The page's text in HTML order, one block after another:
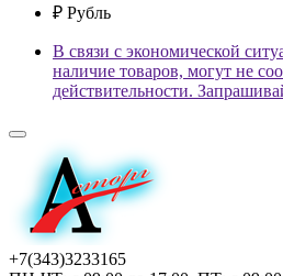
₽ Рубль
В связи с экономической
наличие товаров, могут не
действительности.
+7(343)3233165